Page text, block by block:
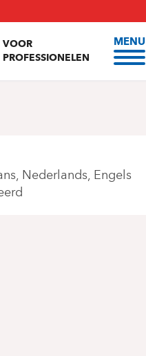
VOOR
PROFESSIONELEN
MENU
Nederlands Engels